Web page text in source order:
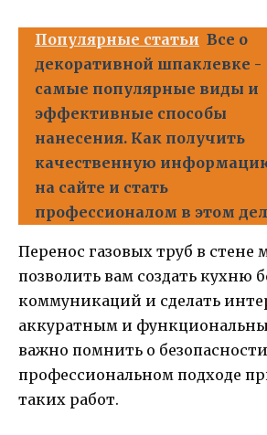
Популярные статьи Все о
декоративной шпаклевке -
самые популярные виды и
эффективные способы
нанесения. Как получить
качественную
на сайте и стать
профессионалом в этом
Перенос газовых труб в стене
позволить вам создать кухню
коммуникаций и сделать
аккуратным и
важно помнить о
профессиональном подходе
таких работ.